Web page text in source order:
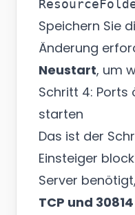
Speichern Sie
Änderung
Neustart, um
Schritt 4: Ports
starten
Das ist der
Einsteiger
Server
TCP und 30814